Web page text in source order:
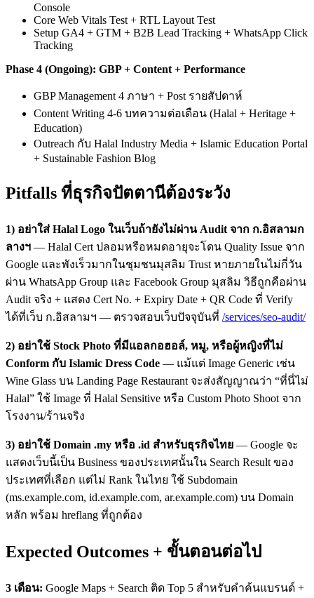
Console
Core Web Vitals Test + RTL Layout Test
Setup GA4 + GTM + B2B Lead Tracking + WhatsApp Click
Tracking
Phase 4 (Ongoing): GBP + Content + Performance
GBP Management 4 ภาษา + Post รายสัปดาห์
Content Writing 4-6 บทความต่อเดือน (Halal + Heritage +
Education)
Outreach กับ Halal Industry Media + Islamic Education Portal
+ Sustainable Fashion Blog
Pitfalls ที่ธุรกิจปัตตานีต้องระวัง
1) อย่าใส่ Halal Logo ในเว็บถ้ายังไม่ผ่าน Audit จาก ก.อิสลามก
ลางฯ — Halal Cert ปลอมหรือหมดอายุจะโดน Quality Issue จาก
Google และพังเร็วมากในชุมชนมุสลิม Trust หายภายในไม่กี่วัน
ผ่าน WhatsApp Group และ Facebook Group มุสลิม วิธีถูกคือผ่าน
Audit จริง + แสดง Cert No. + Expiry Date + QR Code ที่ Verify
ได้ที่เว็บ ก.อิสลามฯ — ตรวจสอบเว็บปัจจุบันที่ /services/seo-audit/
2) อย่าใช้ Stock Photo ที่มีแอลกอฮอล์, หมู, หรือผู้หญิงที่ไม่
Conform กับ Islamic Dress Code — แม้แต่ Image Generic เช่น
Wine Glass บน Landing Page Restaurant จะส่งสัญญาณว่า “ที่นี่ไม่
Halal” ใช้ Image ที่ Halal Sensitive หรือ Custom Photo Shoot จาก
โรงงาน/ร้านจริง
3) อย่าใช้ Domain .my หรือ .id สำหรับธุรกิจไทย — Google จะ
แสดงเว็บนี้เป็น Business ของประเทศนั้นใน Search Result ของ
ประเทศที่เลือก แต่ไม่ Rank ในไทย ใช้ Subdomain
(ms.example.com, id.example.com, ar.example.com) บน Domain
หลัก พร้อม hreflang ที่ถูกต้อง
Expected Outcomes + ขั้นตอนต่อไป
3 เดือน: Google Maps + Search ติด Top 5 สำหรับคำค้นแบรนด์ +